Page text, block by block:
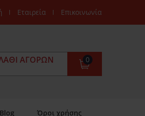
Εταιρεία Επικοινωνία
ΑΓΟΡΏΝ
0
Blog Όροι χρήσης